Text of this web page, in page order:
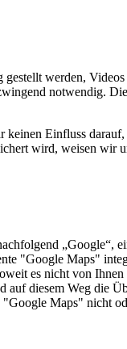
werden,
notwendig.
Einfluss
wird, weisen wir
„Google“,
"Google Maps"
es nicht von
auf diesem Weg die
Maps" nicht